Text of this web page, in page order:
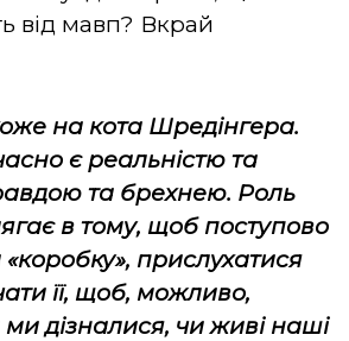
від мавп? Вкрай
на кота Шредінгера.
є реальністю та
та брехнею. Роль
в тому, щоб поступово
«коробку», прислухатися
її, щоб, можливо,
дізналися, чи живі наші